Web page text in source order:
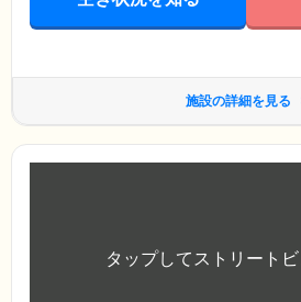
施設の詳細を見る